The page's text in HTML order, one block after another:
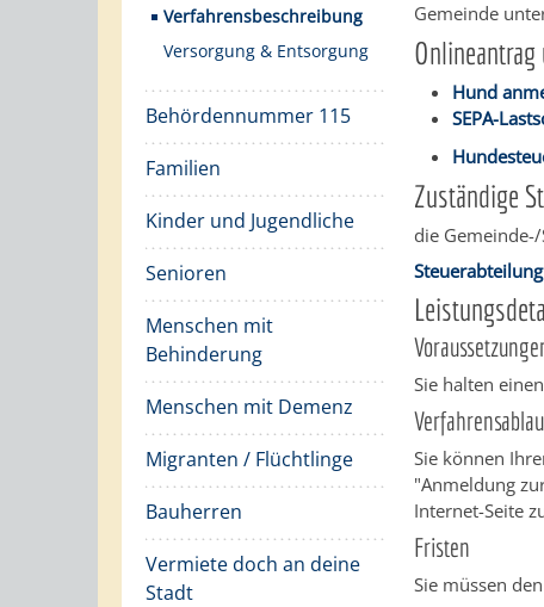
Verfahrensbeschreibung
Versorgung & Entsorgung
Behördennummer 115
Familien
Kinder und Jugendliche
Senioren
Menschen mit
Behinderung
Menschen mit Demenz
Migranten / Flüchtlinge
Bauherren
Vermiete doch an deine
Stadt
Gemeinde
Hund
SEPA-
Zuständige
die
Sie halten
Sie können
"Anmeldung
Internet-Seite
Fristen
Sie müssen